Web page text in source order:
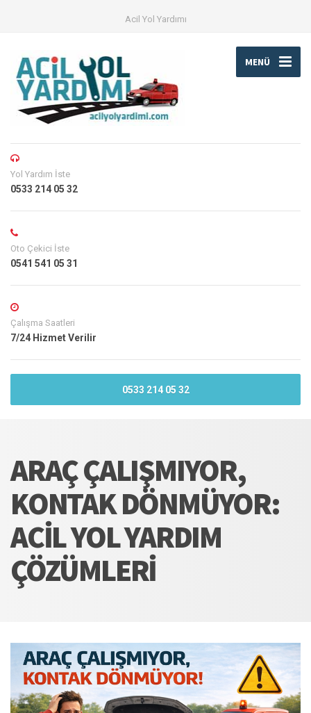
Acil Yol Yardımı
MENÜ
Yol Yardım İste
0533 214 05 32
Oto Çekici İste
0541 541 05 31
Çalışma Saatleri
7/24 Hizmet Verilir
0533 214 05 32
ARAÇ ÇALIŞMIYOR,
KONTAK DÖNMÜYOR:
ACIL YOL YARDIM
ÇÖZÜMLERI